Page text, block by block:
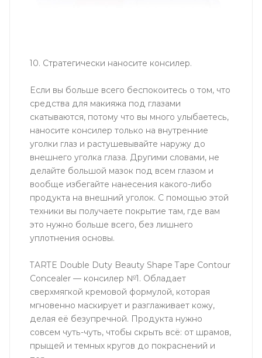
10. Стратегически наносите консилер.
Если вы больше всего беспокоитесь о том, что
средства для макияжа под глазами
скатываются, потому что вы много улыбаетесь,
наносите консилер только на внутренние
уголки глаз и растушевывайте наружу до
внешнего уголка глаза. Другими словами, не
делайте большой мазок под всем глазом и
вообще избегайте нанесения какого-либо
продукта на внешний уголок. С помощью этой
техники вы получаете покрытие там, где вам
это нужно больше всего, без лишнего
уплотнения основы.
TARTE Double Duty Beauty Shape Tape Contour
Concealer — консилер №1. Обладает
сверхмягкой кремовой формулой, которая
мгновенно маскирует и разглаживает кожу,
делая её безупречной. Продукта нужно
совсем чуть-чуть, чтобы скрыть всё: от шрамов,
прыщей и темных кругов до покраснений и